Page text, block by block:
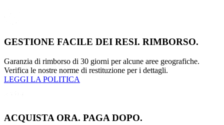
GESTIONE FACILE DEI RESI. RIMBORSO.
Garanzia di rimborso di 30 giorni per alcune aree geografiche.
Verifica le nostre norme di restituzione per i dettagli.
LEGGI LA POLITICA
ACQUISTA ORA. PAGA DOPO.